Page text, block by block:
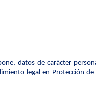
datos de carácter
legal en Protección de